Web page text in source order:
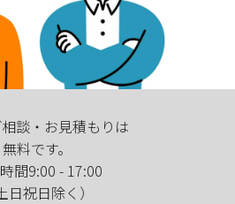
談・お見積もりは
無料です。
間9:00 - 17:00
日祝日除く）